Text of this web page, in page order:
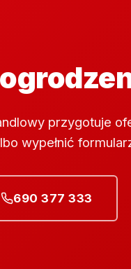
przygotuje
wypełnić
690 377 333